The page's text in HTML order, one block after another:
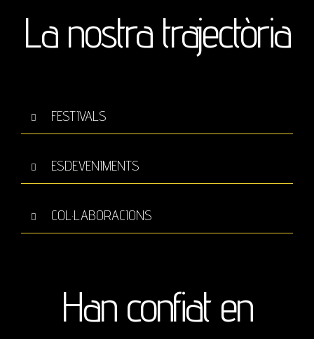
La nostra trajectòria
FESTIVALS
ESDEVENIMENTS
COL·LABORACIONS
Han confiat en